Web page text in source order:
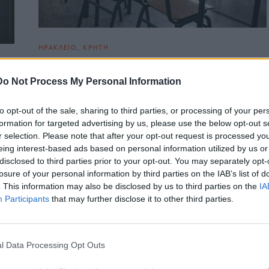
Not Process My Personal Information
opt-out of the sale, sharing to third parties, or processing of your
for targeted advertising by us, please use the below opt-out
selection. Please note that after your opt-out request is processed
interest-based ads based on personal information utilized by us
to third parties prior to your opt-out. You may separately
of your personal information by third parties on the IAB’s list of
This information may also be disclosed by us to third parties on the
Participants that may further disclose it to other third parties.
Data Processing Opt Outs
ΗΡΑΚΛΕΙΟ ΚΡΗΤΗ
εκλογές στον Σύλλογο Εκπαιδευτικών
Ιδιαίτερα ενθαρρυντικά μηνύματα για τη συμμετοχή και το
ενδιαφέρον των εκπαιδευτικών έστειλαν οι εκλογές του
Συλλόγου Εκπαιδευτικών Πρωτοβάθμιας…
Newsroom 30 Μαΐου, 2026